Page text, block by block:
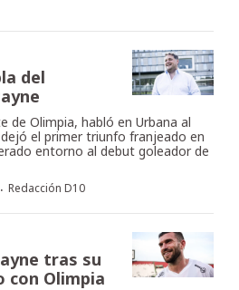
del
de Olimpia, habló en Urbana al
el primer triunfo franjeado en
entorno al debut goleador de
· Redacción D10
tras su
con Olimpia